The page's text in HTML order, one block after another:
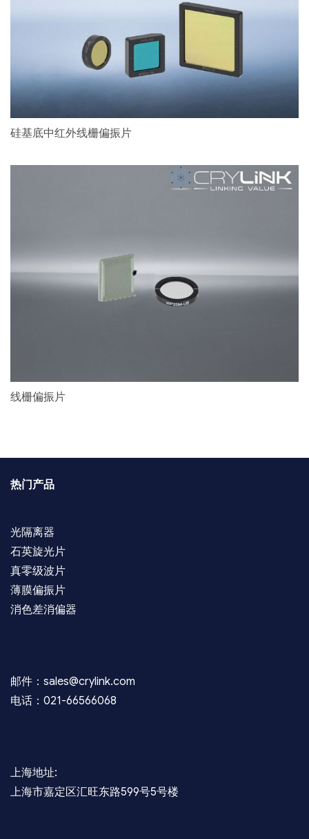
硅基底中红外线栅偏振片
线栅偏振片
热门产品
光隔离器
石英旋光片
真零级波片
薄膜偏振片
消色差消偏器
邮件：sales@crylink.com
电话：021-66566068
上海地址:
上海市嘉定区汇旺东路599号5号楼